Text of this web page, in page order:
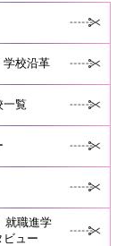
学校沿革
一覧
就職進学
ビュー